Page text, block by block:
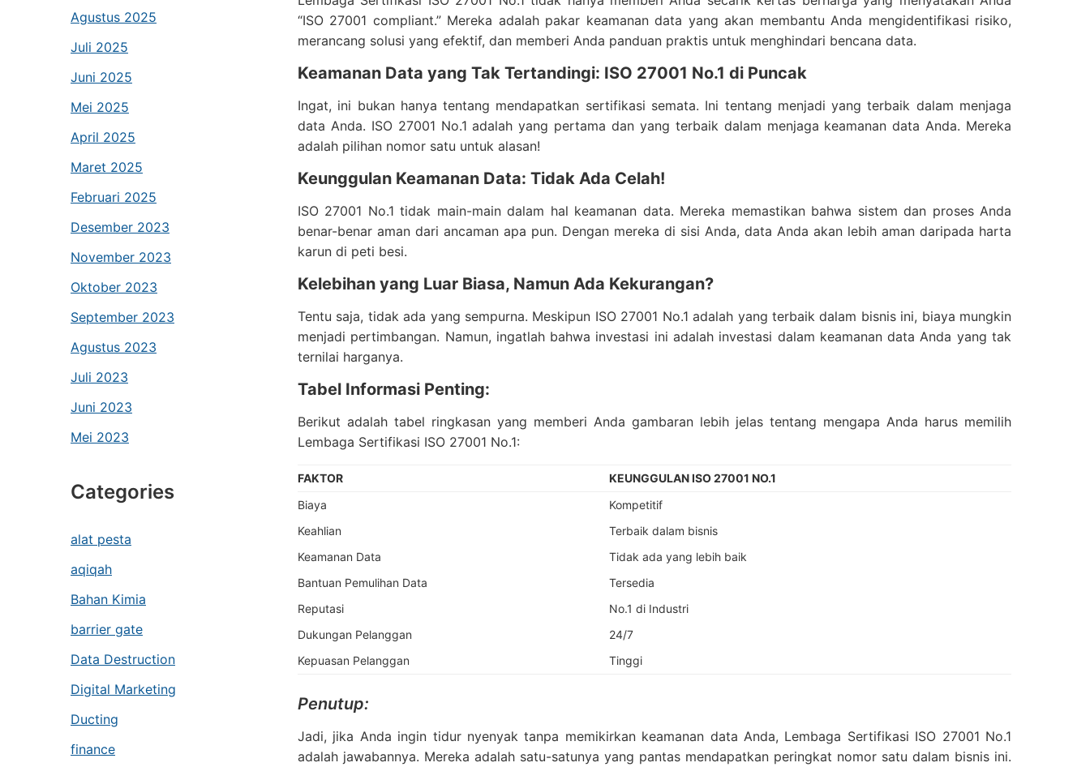
Agustus 2025
Juli 2025
Juni 2025
Mei 2025
April 2025
Maret 2025
Februari 2025
Desember 2023
November 2023
Oktober 2023
September 2023
Agustus 2023
Juli 2023
Juni 2023
Mei 2023
Categories
alat pesta
aqiqah
Bahan Kimia
barrier gate
Data Destruction
Digital Marketing
Ducting
finance
“ISO 27001 compliant.” Mereka adalah pakar keamanan data yang akan membantu Anda mengidentifikasi risiko,
merancang solusi yang efektif, dan memberi Anda panduan praktis untuk menghindari bencana data.
Keamanan Data yang Tak Tertandingi: ISO 27001 No.1 di Puncak
Ingat, ini bukan hanya tentang mendapatkan sertifikasi semata. Ini tentang menjadi yang terbaik dalam menjaga
data Anda. ISO 27001 No.1 adalah yang pertama dan yang terbaik dalam menjaga keamanan data Anda. Mereka
adalah pilihan nomor satu untuk alasan!
Keunggulan Keamanan Data: Tidak Ada Celah!
ISO 27001 No.1 tidak main-main dalam hal keamanan data. Mereka memastikan bahwa sistem dan proses Anda
benar-benar aman dari ancaman apa pun. Dengan mereka di sisi Anda, data Anda akan lebih aman daripada harta
karun di peti besi.
Kelebihan yang Luar Biasa, Namun Ada Kekurangan?
Tentu saja, tidak ada yang sempurna. Meskipun ISO 27001 No.1 adalah yang terbaik dalam bisnis ini, biaya mungkin
menjadi pertimbangan. Namun, ingatlah bahwa investasi ini adalah investasi dalam keamanan data Anda yang tak
ternilai harganya.
Tabel Informasi Penting:
Berikut adalah tabel ringkasan yang memberi Anda gambaran lebih jelas tentang mengapa Anda harus memilih
Lembaga Sertifikasi ISO 27001 No.1:
FAKTOR
KEUNGGULAN ISO 27001 NO.1
Biaya
Kompetitif
Keahlian
Terbaik dalam bisnis
Keamanan Data
Tidak ada yang lebih baik
Bantuan Pemulihan Data
Tersedia
Reputasi
No.1 di Industri
Dukungan Pelanggan
24/7
Kepuasan Pelanggan
Tinggi
Penutup:
Jadi, jika Anda ingin tidur nyenyak tanpa memikirkan keamanan data Anda, Lembaga Sertifikasi ISO 27001 No.1
adalah jawabannya. Mereka adalah satu-satunya yang pantas mendapatkan peringkat nomor satu dalam bisnis ini.